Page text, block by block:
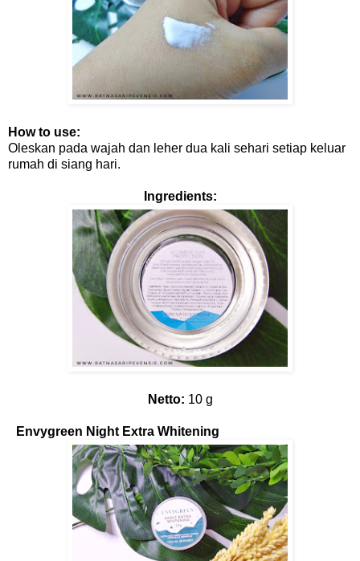
How to use:
Oleskan pada wajah dan leher dua kali sehari setiap keluar
rumah di siang hari.
Ingredients:
Netto: 10 g
Envygreen Night Extra Whitening